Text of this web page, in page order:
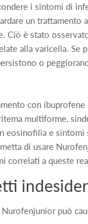
i sintomi di
un trattamento
Ciò è stato
alla varicella. Se
o
con
multiforme,
eosinofilia e sintomi
di usare
correlati a queste
può